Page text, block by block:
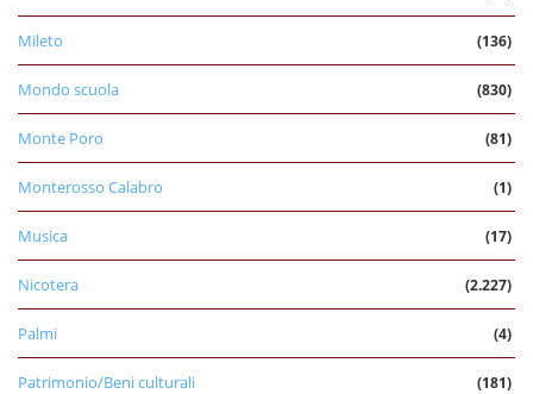
Mileto (136)
Mondo scuola (830)
Monte Poro (81)
Monterosso Calabro (1)
Musica (17)
Nicotera (2.227)
Palmi (4)
Patrimonio/Beni culturali (181)